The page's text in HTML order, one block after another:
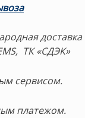
доставка
ТК «СДЭК»
сервисом.
платежом.